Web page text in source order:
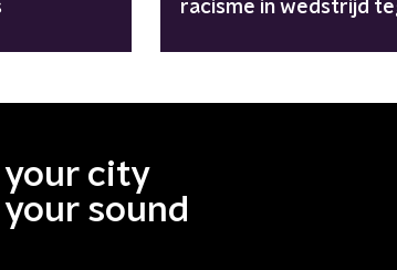
racisme in wedstrijd
your city
your sound